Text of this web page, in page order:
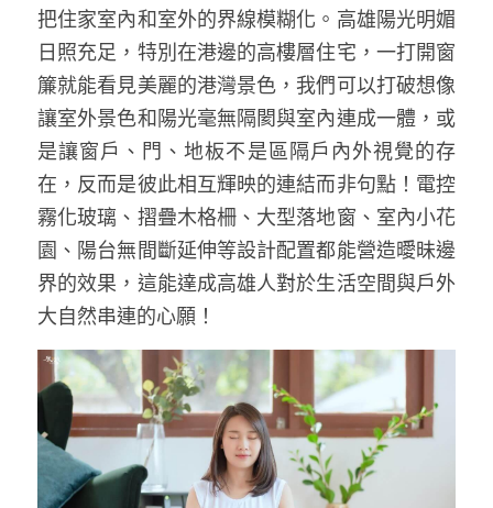
把住家室內和室外的界線模糊化。高雄陽光明媚
日照充足，特別在港邊的高樓層住宅，一打開窗
簾就能看見美麗的港灣景色，我們可以打破想像
讓室外景色和陽光毫無隔閡與室內連成一體，或
是讓窗戶、門、地板不是區隔戶內外視覺的存
在，反而是彼此相互輝映的連結而非句點！電控
霧化玻璃、摺疊木格柵、大型落地窗、室內小花
園、陽台無間斷延伸等設計配置都能營造曖昧邊
界的效果，這能達成高雄人對於生活空間與戶外
大自然串連的心願！